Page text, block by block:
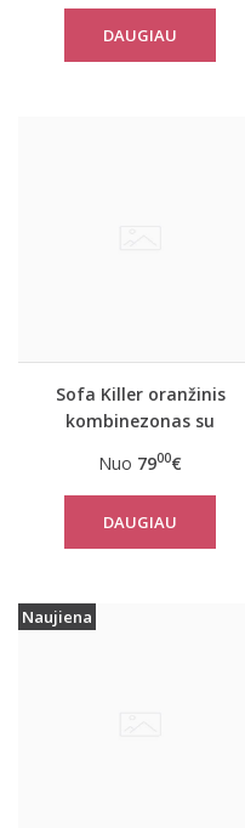
DAUGIAU
Sofa Killer oranžinis
kombinezonas su
Nuo 7900€
DAUGIAU
Naujiena